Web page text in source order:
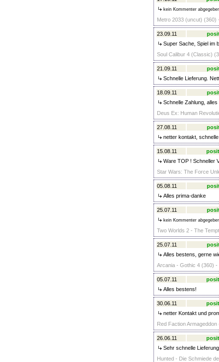
kein Kommenter
Metro 2033 (uncut) (360)
23.09.11
Super Sache, Spiel im
Soul Calibur 4 (Classic)
21.09.11
Schnelle Lieferung.
18.09.11
Schnelle Zahlung,
Deus Ex: Human
27.08.11
netter kontakt,
15.08.11
Ware TOP ! Schneller
Star Wars: The Force
05.08.11
Alles prima-danke
25.07.11
kein Kommenter
Two Worlds 2 - The
25.07.11
Alles bestens, gerne
Arcania - Gothic 4 (360) -
05.07.11
Alles bestens!
30.06.11
netter Kontakt und
Red Faction
26.06.11
Sehr schnelle
Hunted - Die Schmiede